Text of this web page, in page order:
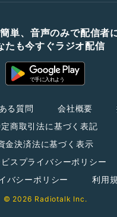
単、音声のみで配信者
たも今すぐラジオ配信
る質問 会社概要
商取引法に基づく表記
金決済法に基づく表示
スプライバシーポリシー
バシーポリシー
利用
© 2026 Radiotalk Inc.